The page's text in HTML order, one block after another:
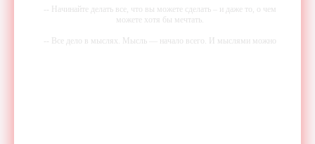
-- Начинайте делать все, что вы можете сделать – и даже то, о чем
можете хотя бы мечтать.
-- Все дело в мыслях. Мысль — начало всего. И мыслями можно